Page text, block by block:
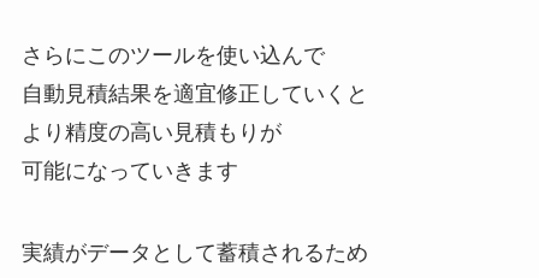
さらにこのツールを使い込んで
自動見積結果を適宜修正していくと
より精度の高い見積もりが
可能になっていきます
実績がデータとして蓄積されるため